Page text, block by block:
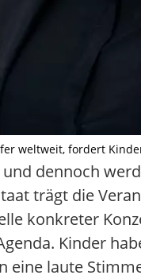
weltweit, fordert
dennoch
trägt die
konkreter
Kinder
eine laute